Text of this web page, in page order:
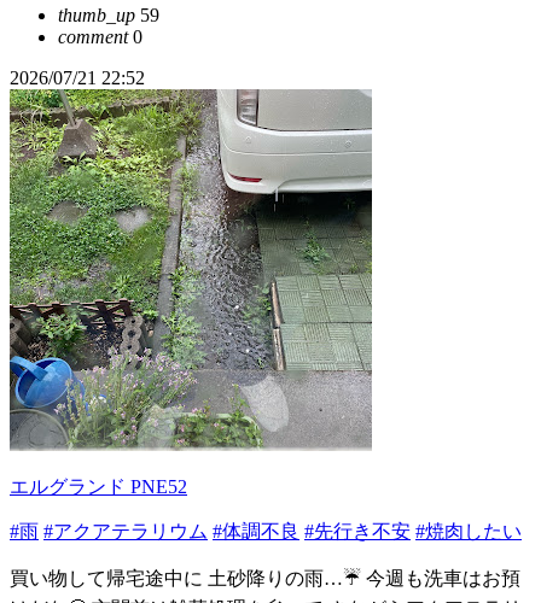
thumb_up 59
comment0
2026/07/21 22:52
エルグランド PNE52
#雨 #アクアテラリウム #体調不良 #先行き不安 #焼肉したい
買い物して帰宅途中に 土砂降りの雨…☔️ 今週も洗車はお預